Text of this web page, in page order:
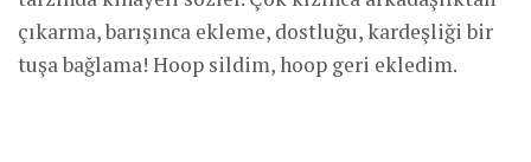
çıkarma, barışınca ekleme, dostluğu, kardeşliği bir
tuşa bağlama! Hoop sildim, hoop geri ekledim.